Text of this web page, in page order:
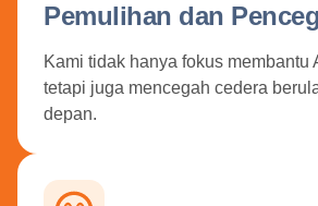
Pemulihan dan
Kami tidak hanya fokus membantu
tetapi juga mencegah cedera
depan.